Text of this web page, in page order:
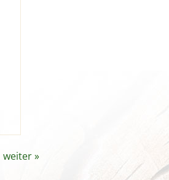
weiter»